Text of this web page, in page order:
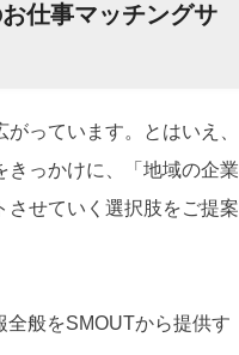
仕事マッチングサ
っています。とはいえ、
きっかけに、「地域の企業
させていく選択肢をご提案
全般をSMOUTから提供す